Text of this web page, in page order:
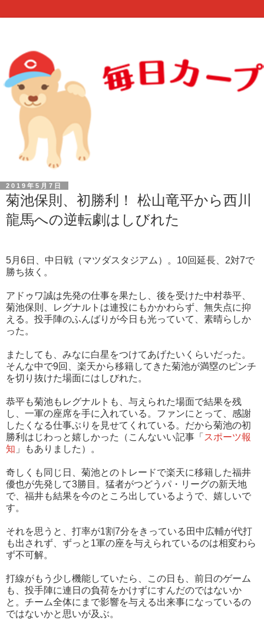
2019年5月7日
菊池保則、初勝利！ 松山竜平から西川
龍馬への逆転劇はしびれた
5月6日、中日戦（マツダスタジアム）。10回延長、2対7で
勝ち抜く。
アドゥワ誠は先発の仕事を果たし、後を受けた中村恭平、
菊池保則、レグナルトは連投にもかかわらず、無失点に抑
える。投手陣のふんばりが今日も光っていて、素晴らしか
った。
またしても、みなに白星をつけてあげたいくらいだった。
そんな中で9回、楽天から移籍してきた菊池が満塁のピンチ
を切り抜けた場面にはしびれた。
恭平も菊池もレグナルトも、与えられた場面で結果を残
し、一軍の座席を手に入れている。ファンにとって、感謝
したくなる仕事ぶりを見せてくれている。だから菊池の初
勝利はじわっと嬉しかった（こんないい記事「 スポーツ報
知 」もありました）。
奇しくも同じ日、菊池とのトレードで楽天に移籍した福井
優也が先発して3勝目。猛者がつどうパ・リーグの新天地
で、福井も結果を今のところ出しているようで、嬉しいで
す。
それを思うと、打率が1割7分をきっている田中広輔が代打
も出されず、ずっと1軍の座を与えられているのは相変わら
ず不可解。
打線がもう少し機能していたら、この日も、前日のゲーム
も、投手陣に連日の負荷をかけずにすんだのではないか
と。チーム全体にまで影響を与える出来事になっているの
ではないかと思いが及ぶ。